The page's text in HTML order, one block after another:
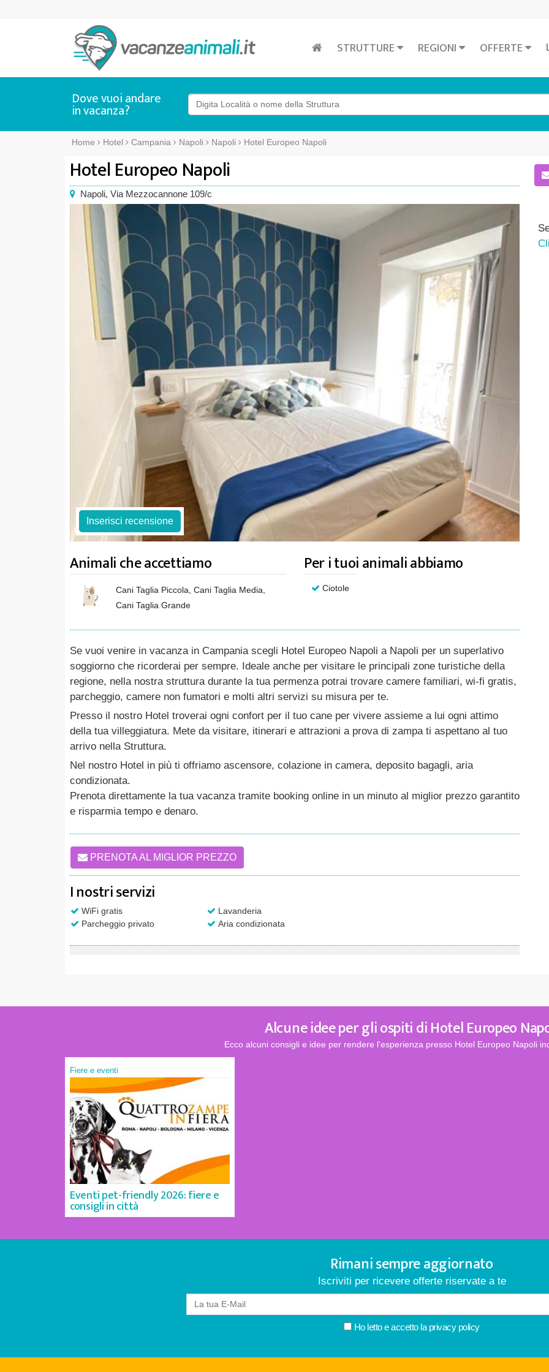
STRUTTURE REGIONI OFFERTE
Dove vuoi andare
in vacanza?
Home Hotel Campania Napoli Napoli Hotel Europeo Napoli
Hotel Europeo Napoli
Napoli, Via Mezzocannone 109/c
Inserisci recensione
Animali che accettiamo
Cani Taglia Piccola, Cani Taglia Media,
Cani Taglia Grande
Per i tuoi animali abbiamo
Ciotole
Se vuoi venire in vacanza in Campania scegli Hotel Europeo Napoli a Napoli per un superlativo
soggiorno che ricorderai per sempre. Ideale anche per visitare le principali zone turistiche della
regione, nella nostra struttura durante la tua permenza potrai trovare camere familiari, wi-fi gratis,
parcheggio, camere non fumatori e molti altri servizi su misura per te.
Presso il nostro Hotel troverai ogni confort per il tuo cane per vivere assieme a lui ogni attimo
della tua villeggiatura. Mete da visitare, itinerari e attrazioni a prova di zampa ti aspettano al tuo
arrivo nella Struttura.
Nel nostro Hotel in più ti offriamo ascensore, colazione in camera, deposito bagagli, aria
condizionata.
Prenota direttamente la tua vacanza tramite booking online in un minuto al miglior prezzo garantito
e risparmia tempo e denaro.
PRENOTA AL MIGLIOR PREZZO
I nostri servizi
WiFi gratis
Lavanderia
Parcheggio privato
Aria condizionata
Alcune idee per gli ospiti di Hotel Europeo
Ecco alcuni consigli e idee per rendere l'esperienza presso Hotel Europeo Napoli
Fiere e eventi
Eventi pet-friendly 2026: fiere e
consigli in città
Rimani sempre aggiornato
Iscriviti per ricevere offerte riservate a te
Ho letto e accetto la privacy policy